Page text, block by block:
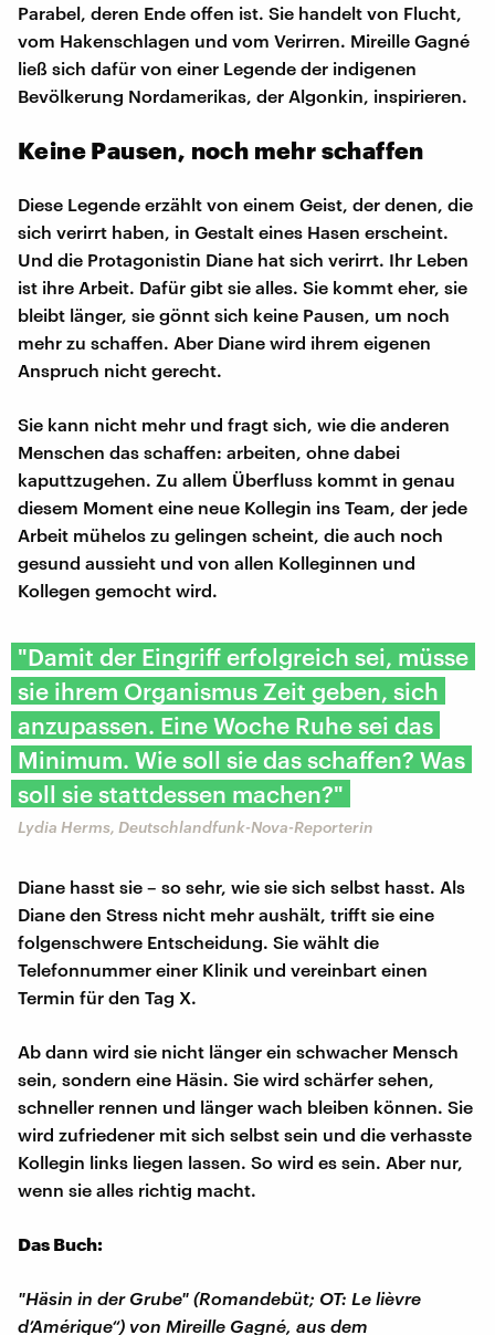
Parabel, deren Ende offen ist. Sie handelt von Flucht,
vom Hakenschlagen und vom Verirren. Mireille Gagné
ließ sich dafür von einer Legende der indigenen
Bevölkerung Nordamerikas, der Algonkin, inspirieren.
Keine Pausen, noch mehr schaffen
Diese Legende erzählt von einem Geist, der denen, die
sich verirrt haben, in Gestalt eines Hasen erscheint.
Und die Protagonistin Diane hat sich verirrt. Ihr Leben
ist ihre Arbeit. Dafür gibt sie alles. Sie kommt eher, sie
bleibt länger, sie gönnt sich keine Pausen, um noch
mehr zu schaffen. Aber Diane wird ihrem eigenen
Anspruch nicht gerecht.
Sie kann nicht mehr und fragt sich, wie die anderen
Menschen das schaffen: arbeiten, ohne dabei
kaputtzugehen. Zu allem Überfluss kommt in genau
diesem Moment eine neue Kollegin ins Team, der jede
Arbeit mühelos zu gelingen scheint, die auch noch
gesund aussieht und von allen Kolleginnen und
Kollegen gemocht wird.
"Damit der Eingriff erfolgreich sei, müsse
sie ihrem Organismus Zeit geben, sich
anzupassen. Eine Woche Ruhe sei das
Minimum. Wie soll sie das schaffen? Was
soll sie stattdessen machen?"
Lydia Herms, Deutschlandfunk-Nova-Reporterin
Diane hasst sie – so sehr, wie sie sich selbst hasst. Als
Diane den Stress nicht mehr aushält, trifft sie eine
folgenschwere Entscheidung. Sie wählt die
Telefonnummer einer Klinik und vereinbart einen
Termin für den Tag X.
Ab dann wird sie nicht länger ein schwacher Mensch
sein, sondern eine Häsin. Sie wird schärfer sehen,
schneller rennen und länger wach bleiben können. Sie
wird zufriedener mit sich selbst sein und die verhasste
Kollegin links liegen lassen. So wird es sein. Aber nur,
wenn sie alles richtig macht.
Das Buch:
"Häsin in der Grube" (Romandebüt; OT: Le lièvre
d’Amérique“) von Mireille Gagné, aus dem